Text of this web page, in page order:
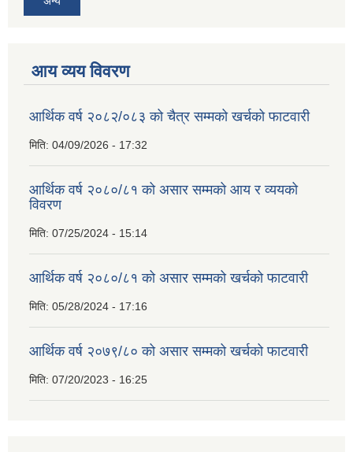
आय व्यय विवरण
आर्थिक वर्ष २०८२/०८३ को चैत्र सम्मको खर्चको फाटवारी
मिति: 04/09/2026 - 17:32
आर्थिक वर्ष २०८०/८१ को असार सम्मको आय र व्ययको
विवरण
मिति: 07/25/2024 - 15:14
आर्थिक वर्ष २०८०/८१ को असार सम्मको खर्चको फाटवारी
मिति: 05/28/2024 - 17:16
आर्थिक वर्ष २०७९/८० को असार सम्मको खर्चको फाटवारी
मिति: 07/20/2023 - 16:25